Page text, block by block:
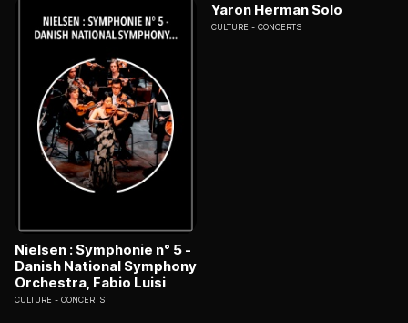
Nielsen : Symphonie n° 5 -
Danish National Symphony
Orchestra, Fabio Luisi
CULTURE CONCERTS
Yaron Herman Solo
CULTURE CONCERTS